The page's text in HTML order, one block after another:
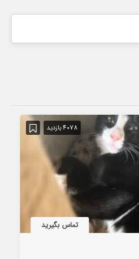
4078 بازدید
تماس بگیرید